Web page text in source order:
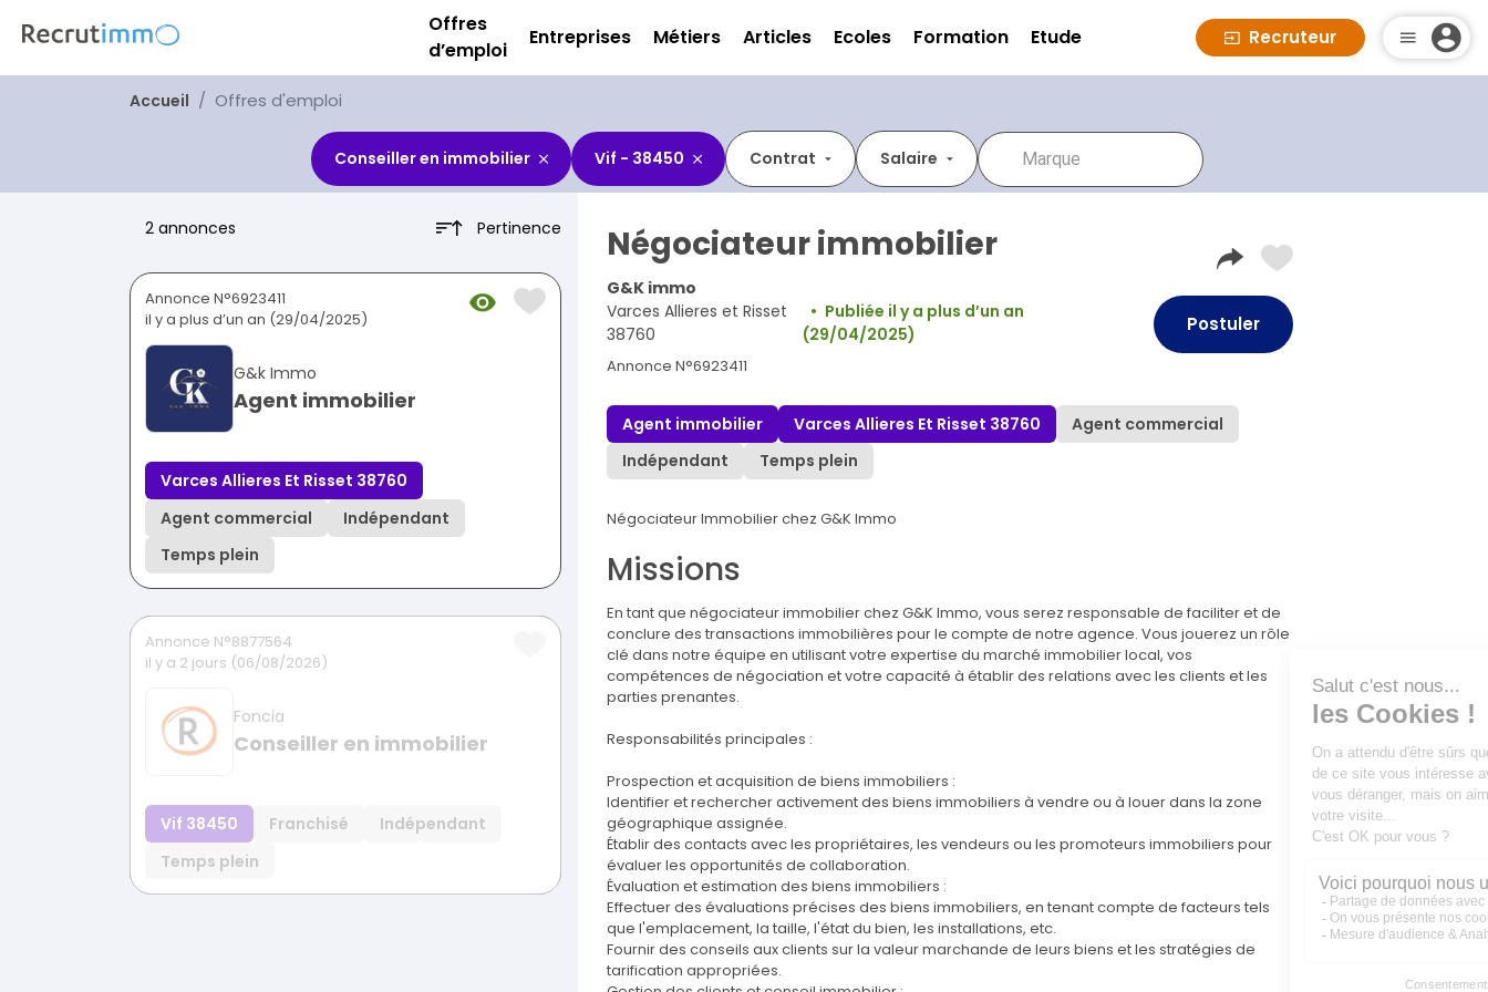
Offres
d’emploi
Entreprises Métiers Articles Ecoles Formation Etude Recruteur
Accueil Offres d'emploi
Conseiller en immobilier Vif - 38450 Contrat Salaire
2 annonces Pertinence
Annonce N°6923411
il y a plus d’un an (29/04/2025)
G&k Immo
Agent immobilier
Varces Allieres Et Risset 38760
Agent commercial
Indépendant
Temps plein
Annonce N°8877564
il y a 2 jours (06/08/2026)
Foncia
Conseiller en immobilier
Vif 38450 Franchisé
Indépendant
Temps plein
Négociateur immobilier
G&K immo
Varces Allieres et Risset
38760
Publiée il y a plus d’un an
(29/04/2025)
Annonce N°6923411
Postuler
Agent immobilier Varces Allieres Et Risset 38760
Agent commercial
Indépendant
Temps plein
Négociateur Immobilier chez G&K Immo
Missions
En tant que négociateur immobilier chez G&K Immo, vous serez responsable de faciliter et de
conclure des transactions immobilières pour le compte de notre agence. Vous jouerez un rôle
clé dans notre équipe en utilisant votre expertise du marché immobilier local, vos
compétences de négociation et votre capacité à établir des relations avec les clients et les
parties prenantes.
Responsabilités principales :
Prospection et acquisition de biens immobiliers :
Identifier et rechercher activement des biens immobiliers à vendre ou à louer dans la zone
géographique assignée.
Établir des contacts avec les propriétaires, les vendeurs ou les promoteurs immobiliers pour
évaluer les opportunités de collaboration.
Évaluation et estimation des biens immobiliers :
Effectuer des évaluations précises des biens immobiliers, en tenant compte de facteurs tels
que l'emplacement, la taille, l'état du bien, les installations, etc.
Fournir des conseils aux clients sur la valeur marchande de leurs biens et les stratégies de
tarification appropriées.